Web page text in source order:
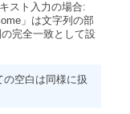
スト入力の場合:
」は文字列の部
完全一致として設
の空白は同様に扱